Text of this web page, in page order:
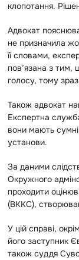
клопотання.
Адвокат
не призначила
її словами,
пов’язана з тим,
голосу, тому
Також адвокат
Експертна
вони мають
установи.
За даними
Окружного
проходити
(ВККС),
У цій справі,
його заступник
також суддя